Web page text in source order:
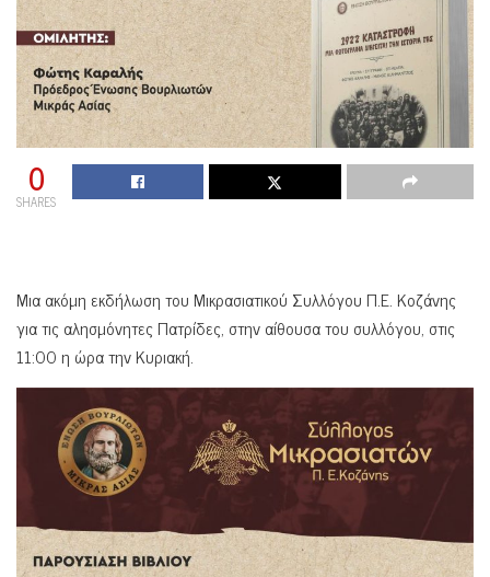
0
SHARES
Μια ακόμη εκδήλωση του Μικρασιατικού Συλλόγου Π.Ε. Κοζάνης
για τις αλησμόνητες Πατρίδες, στην αίθουσα του συλλόγου, στις
11:00 η ώρα την Κυριακή.